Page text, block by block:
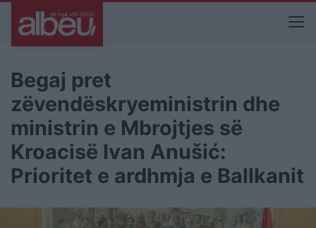
Begaj pret
zëvendëskryeministrin dhe
ministrin e Mbrojtjes së
Kroacisë Ivan Anušić:
Prioritet e ardhmja e Ballkanit